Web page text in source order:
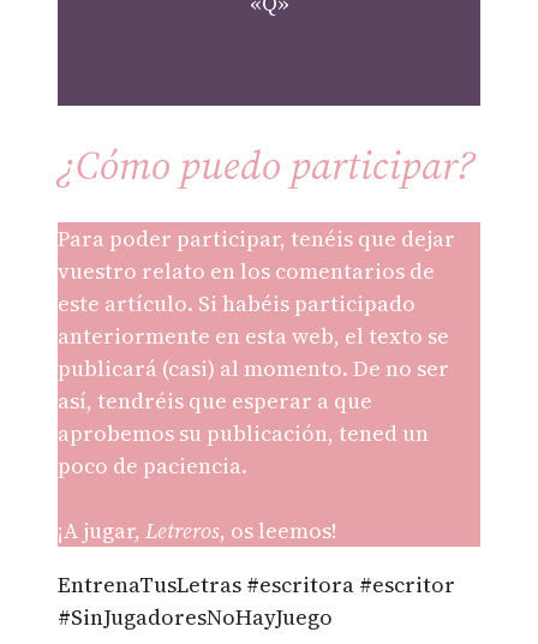
¿Cómo puedo participar?
Para poder participar, tenéis que dejar
vuestro relato en los comentarios de
este artículo. Si habéis participado
anteriormente en esta web, el texto se
publicará (casi) al momento. De no ser
así, tendréis que esperar a que
aprobemos su publicación, tened un
poco de paciencia.
¡A jugar, Letreros, os leemos!
EntrenaTusLetras #escritora #escritor
#SinJugadoresNoHayJuego